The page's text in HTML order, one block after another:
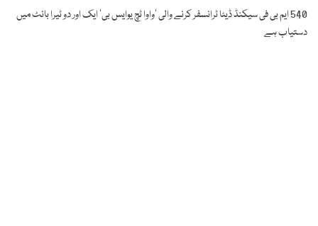
540 ایم بی فی سیکنڈ ڈیٹا ٹرانسفر کرنے والی ’واوا ٹچ یوایس بی‘ ایک اور دو ٹیرا بائٹ میں
دستیاب ہے